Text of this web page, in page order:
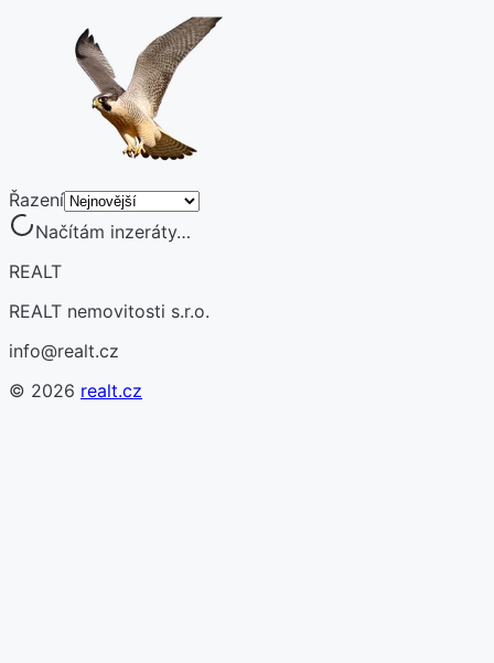
Řazení
Načítám inzeráty…
REALT
REALT nemovitosti s.r.o.
info@realt.cz
© 2026 realt.cz